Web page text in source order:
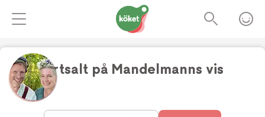
Örtsalt på Mandelmanns vis